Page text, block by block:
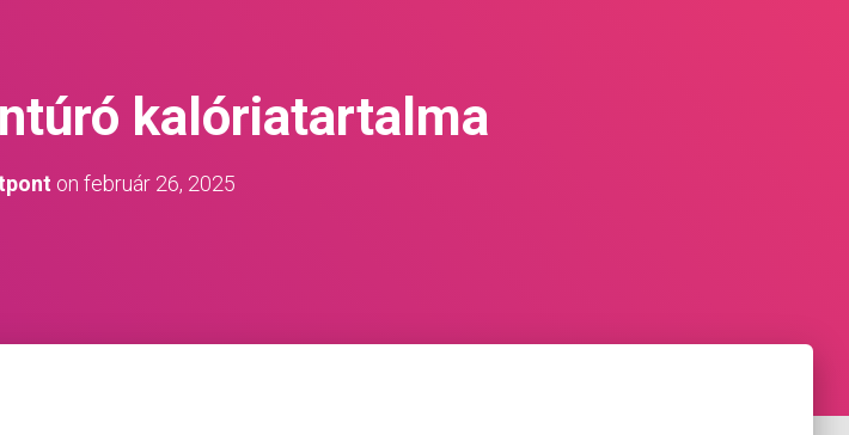
kalóriatartalma
on február 26, 2025